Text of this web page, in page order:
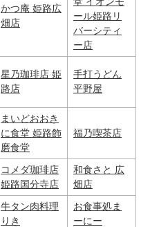
かつ庵 姫路広
畑店
ール姫路リ
バーシティ
ー店
星乃珈琲店 姫
路店
手打うどん
平野屋
まいどおおき
に食堂 姫路飾
磨食堂
福乃喫茶店
コメダ珈琲店
姫路国分寺店
和食さと 広
畑店
牛タン肉料理
りき
お食事処ま
ーにー